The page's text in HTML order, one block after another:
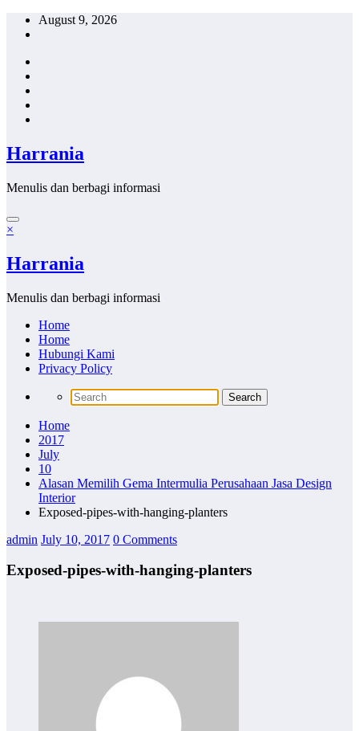
Skip
August 9, 2026
Harrania
Menulis dan berbagi informasi
×
Harrania
Menulis dan berbagi informasi
Home
Home
Hubungi Kami
Privacy Policy
Home
2017
July
10
Alasan Memilih Gema Intermulia Perusahaan Jasa Design
Interior
Exposed-pipes-with-hanging-planters
admin July 10, 2017 0 Comments
Exposed-pipes-with-hanging-planters